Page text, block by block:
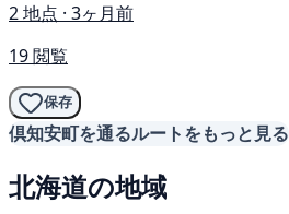
2 地点 · 3ヶ月前
19 閲覧
保存
倶知安町を通るルートをもっと見る
北海道の地域